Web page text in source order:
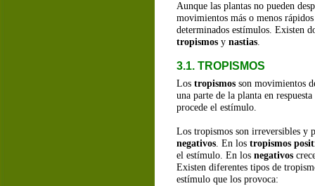
Aunque las plantas no pueden
movimientos más o menos
determinados estímulos. Existen
tropismos y nastias.
3.1. TROPISMOS
Los tropismos son movimientos
una parte de la planta en
procede el estímulo.
Los tropismos son irreversibles y
negativos. En los tropismos
el estímulo. En los negativos
Existen diferentes tipos de
estímulo que los provoca: